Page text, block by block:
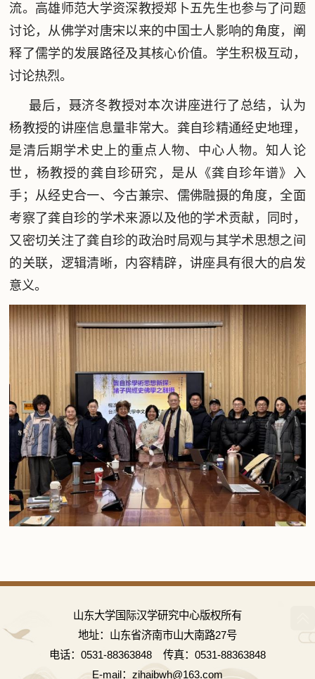
流。高雄师范大学资深教授郑卜五先生也参与了问题
讨论，从佛学对唐宋以来的中国士人影响的角度，阐
释了儒学的发展路径及其核心价值。学生积极互动，
讨论热烈。
最后，聂济冬教授对本次讲座进行了总结，认为
杨教授的讲座信息量非常大。龚自珍精通经史地理，
是清后期学术史上的重点人物、中心人物。知人论
世，杨教授的龚自珍研究，是从《龚自珍年谱》入
手；从经史合一、今古兼宗、儒佛融摄的角度，全面
考察了龚自珍的学术来源以及他的学术贡献，同时，
又密切关注了龚自珍的政治时局观与其学术思想之间
的关联，逻辑清晰，内容精辟，讲座具有很大的启发
意义。
山东大学国际汉学研究中心版权所有
地址：山东省济南市山大南路27号
电话：0531-88363848 传真：0531-88363848
E-mail：zihaibwh@163.com